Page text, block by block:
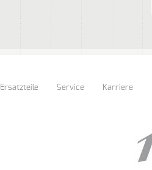
Ersatzteile Service Karriere